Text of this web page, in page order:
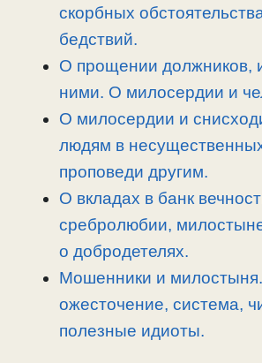
скорбных
бедствий.
О прощении должников,
ними. О милосердии и
О милосердии и
людям в
проповеди другим.
О вкладах в банк
сребролюбии,
о добродетелях.
Мошенники и
ожесточение, система,
полезные идиоты.